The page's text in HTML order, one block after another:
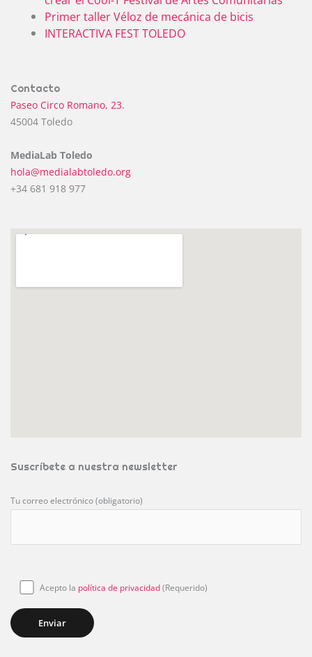
Primer taller Véloz de mecánica de bicis
INTERACTIVA FEST TOLEDO
Contacto
Paseo Circo Romano, 23.
45004 Toledo
MediaLab Toledo
hola@medialabtoledo.org
+34 681 918 977
Suscríbete a nuestra newsletter
Tu correo electrónico (obligatorio)
Acepto la política de privacidad(Requerido)